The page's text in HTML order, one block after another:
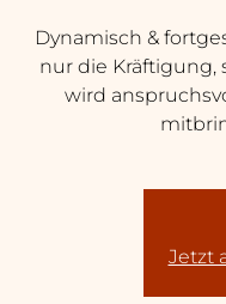
Dynamisch &
nur die Kräftigung,
wird
Jetzt